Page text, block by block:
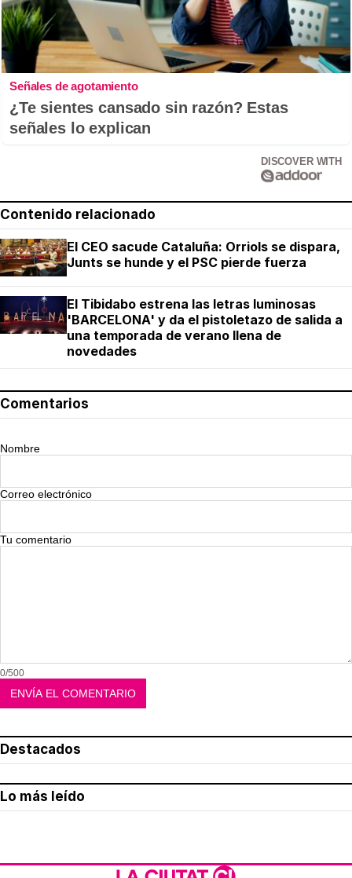
Señales de agotamiento
¿Te sientes cansado sin razón? Estas
señales lo explican
DISCOVER WITH
Contenido relacionado
El CEO sacude Cataluña: Orriols se dispara,
Junts se hunde y el PSC pierde fuerza
El Tibidabo estrena las letras luminosas
'BARCELONA' y da el pistoletazo de salida a
una temporada de verano llena de
novedades
Comentarios
Nombre
Correo electrónico
Tu comentario
0/500
Destacados
Lo más leído